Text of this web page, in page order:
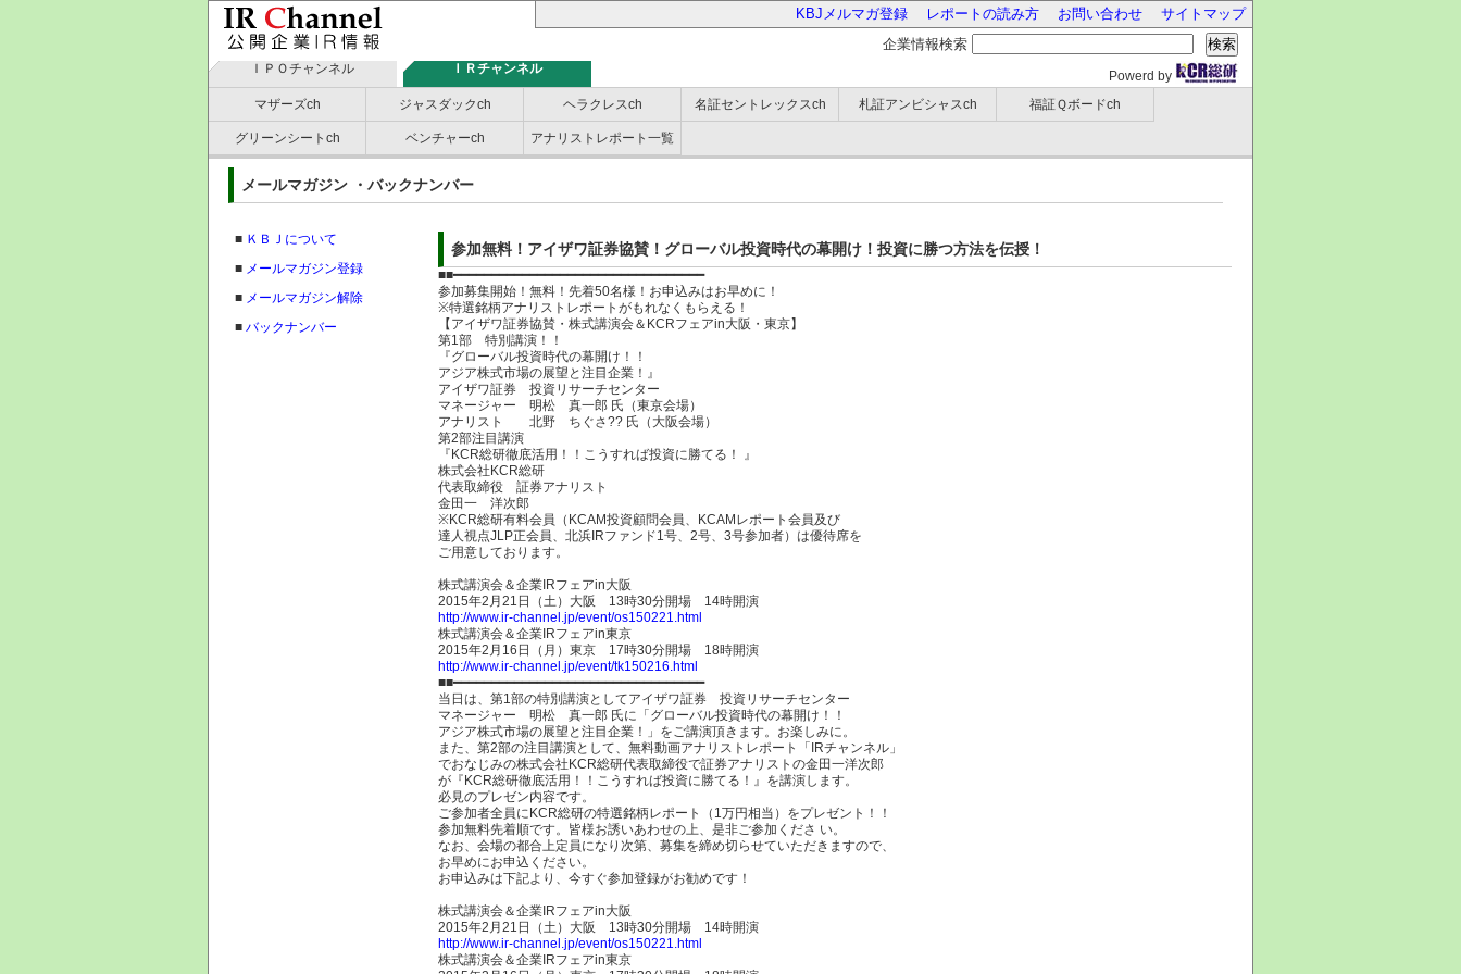
KBJメルマガ登録 レポートの読み方 お問い合わせ
サイトマップ
企業情報検索
検索
ＩＰＯチャンネル ＩＲチャンネル
Powerd by
マザーズch
ジャスダックch ヘラクレスch 名証セントレックスch 札証アンビシャスch 福証Ｑボードch
グリーンシートch ベンチャーch アナリストレポート一覧
メールマガジン ・バックナンバー
■ ＫＢＪについて
■ メールマガジン登録
■ メールマガジン解除
■ バックナンバー
参加無料！アイザワ証券協賛！グローバル投資時代の幕開け！投資に勝つ方法を伝授！
■■━━━━━━━━━━━━━━━━━━━━━━━━━━━━━━━━━
参加募集開始！無料！先着50名様！お申込みはお早めに！
※特選銘柄アナリストレポートがもれなくもらえる！
【アイザワ証券協賛・株式講演会＆KCRフェアin大阪・東京】
第1部 特別講演！！
『グローバル投資時代の幕開け！！
アジア株式市場の展望と注目企業！』
アイザワ証券 投資リサーチセンター
マネージャー 明松 真一郎 氏（東京会場）
アナリスト 北野 ちぐさ?? 氏（大阪会場）
第2部注目講演
『KCR総研徹底活用！！こうすれば投資に勝てる！ 』
株式会社KCR総研
代表取締役 証券アナリスト
金田一 洋次郎
※KCR総研有料会員（KCAM投資顧問会員、KCAMレポート会員及び
達人視点JLP正会員、北浜IRファンド1号、2号、3号参加者）は優待席を
ご用意しております。
株式講演会＆企業IRフェアin大阪
2015年2月21日（土）大阪 13時30分開場 14時開演
http://www.ir-channel.jp/event/os150221.html
株式講演会＆企業IRフェアin東京
2015年2月16日（月）東京 17時30分開場 18時開演
http://www.ir-channel.jp/event/tk150216.html
■■━━━━━━━━━━━━━━━━━━━━━━━━━━━━━━━━━
当日は、第1部の特別講演としてアイザワ証券 投資リサーチセンター
マネージャー 明松 真一郎 氏に「グローバル投資時代の幕開け！！
アジア株式市場の展望と注目企業！」をご講演頂きます。お楽しみに。
また、第2部の注目講演として、無料動画アナリストレポート「IRチャンネル」
でおなじみの株式会社KCR総研代表取締役で証券アナリストの金田一洋次郎
が『KCR総研徹底活用！！こうすれば投資に勝てる！』を講演します。
必見のプレゼン内容です。
ご参加者全員にKCR総研の特選銘柄レポート（1万円相当）をプレゼント！！
参加無料先着順です。皆様お誘いあわせの上、是非ご参加くださ い。
なお、会場の都合上定員になり次第、募集を締め切らせていただきますので、
お早めにお申込ください。
お申込みは下記より、今すぐ参加登録がお勧めです！
株式講演会＆企業IRフェアin大阪
2015年2月21日（土）大阪 13時30分開場 14時開演
http://www.ir-channel.jp/event/os150221.html
株式講演会＆企業IRフェアin東京